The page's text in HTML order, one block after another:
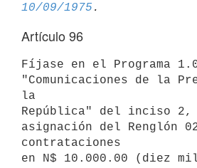
10/09/1975
Artículo 96
Fíjase en el Programa
"Comunicaciones de la
la
República" del inciso
asignación del Renglón
contrataciones
en N$ 10.000.00 (diez